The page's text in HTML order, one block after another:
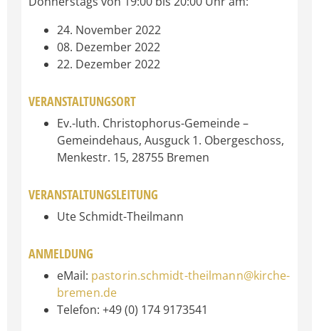
24. November 2022
08. Dezember 2022
22. Dezember 2022
VERANSTALTUNGSORT
Ev.-luth. Christophorus-Gemeinde –
Gemeindehaus, Ausguck 1. Obergeschoss,
Menkestr. 15, 28755 Bremen
VERANSTALTUNGSLEITUNG
Ute Schmidt-Theilmann
ANMELDUNG
eMail: pastorin.schmidt-theilmann@kirche-
bremen.de
Telefon: +49 (0) 174 9173541